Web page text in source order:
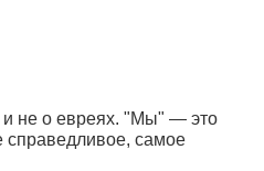
и не о евреях. "Мы" — это
справедливое, самое